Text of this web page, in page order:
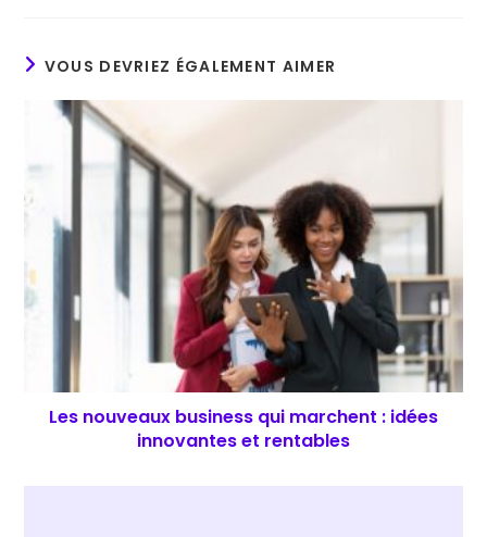
VOUS DEVRIEZ ÉGALEMENT AIMER
Les nouveaux business qui marchent : idées
innovantes et rentables